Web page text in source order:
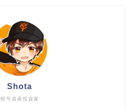
暗号資産投資家
Shota